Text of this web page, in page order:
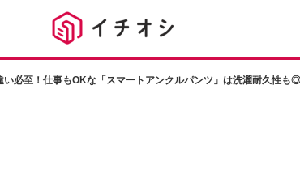
い必至！仕事もOKな「スマートアンクルパンツ」は洗濯耐久性も◎